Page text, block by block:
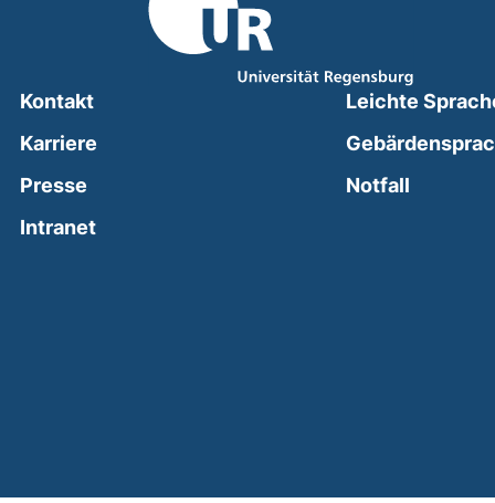
Kontakt
Karriere
Presse
Intranet(external link, opens in a new window)
Leichte
Notfall